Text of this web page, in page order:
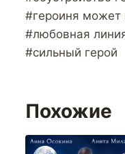
#героиня может
#любовная
#сильный герой
Похожие